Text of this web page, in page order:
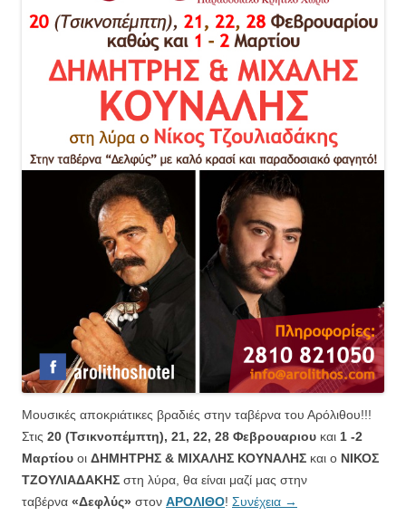
Μουσικές αποκριάτικες βραδιές στην ταβέρνα του Αρόλιθου!!!
Στις 20 (Τσικνοπέμπτη), 21, 22, 28 Φεβρουαριου και 1 -2
Μαρτίου οι ΔΗΜΗΤΡΗΣ & ΜΙΧΑΛΗΣ ΚΟΥΝΑΛΗΣ και ο ΝΙΚΟΣ
ΤΖΟΥΛΙΑΔΑΚΗΣ στη λύρα, θα είναι μαζί μας στην
ταβέρνα «Δεφλύς» στον ΑΡΟΛΙΘΟ! Συνέχεια →